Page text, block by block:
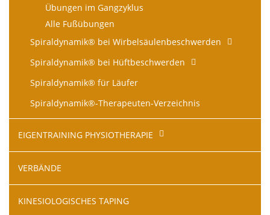
Übungen im Gangzyklus
Alle Fußübungen
Spiraldynamik® bei Wirbelsäulen­beschwerden
Spiraldynamik® bei Hüftbeschwerden
Spiraldynamik® für Läufer
Spiraldynamik®-Therapeuten-Verzeichnis
EIGENTRAINING PHYSIOTHERAPIE
VERBÄNDE
KINESIOLOGISCHES TAPING